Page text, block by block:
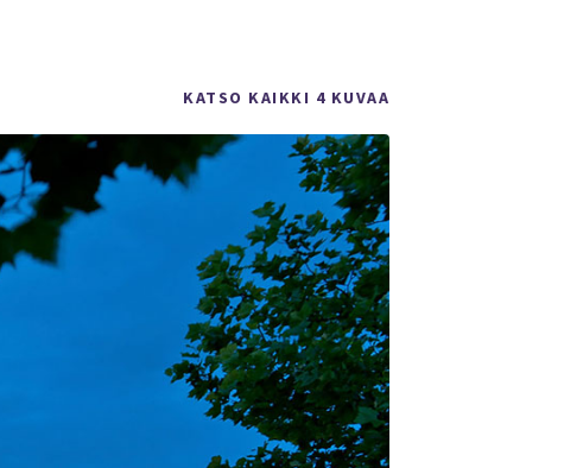
KATSO KAIKKI 4 KUVAA